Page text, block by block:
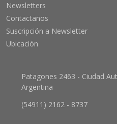
Newsletters
Contactanos
Suscripción a Newsletter
Ubicación
Patagones 2463 - Ciudad
Argentina
(54911) 2162 - 8737